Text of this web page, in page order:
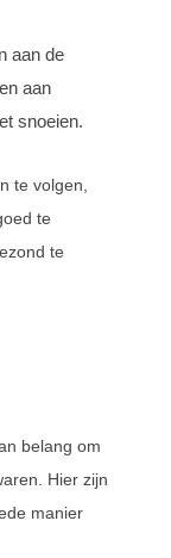
aan de
aan
snoeien.
te volgen,
te
te
belang om
Hier zijn
manier